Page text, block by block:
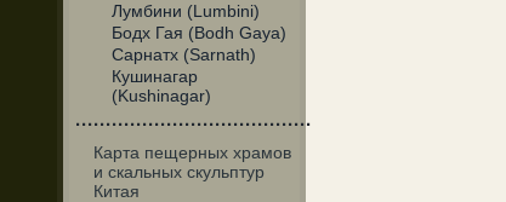
Лумбини (Lumbini)
Бодх Гая (Bodh Gaya)
Сарнатх (Sarnath)
Кушинагар
(Kushinagar)
·······································
Карта пещерных храмов
и скальных скульптур
Китая